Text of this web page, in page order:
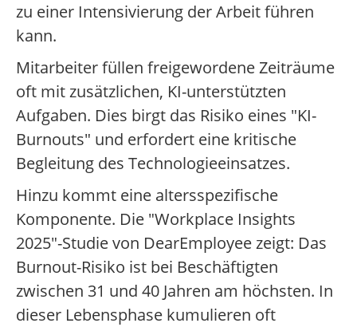
zu einer Intensivierung der Arbeit führen
kann.
Mitarbeiter füllen freigewordene Zeiträume
oft mit zusätzlichen, KI-unterstützten
Aufgaben. Dies birgt das Risiko eines "KI-
Burnouts" und erfordert eine kritische
Begleitung des Technologieeinsatzes.
Hinzu kommt eine altersspezifische
Komponente. Die "Workplace Insights
2025"-Studie von DearEmployee zeigt: Das
Burnout-Risiko ist bei Beschäftigten
zwischen 31 und 40 Jahren am höchsten. In
dieser Lebensphase kumulieren oft